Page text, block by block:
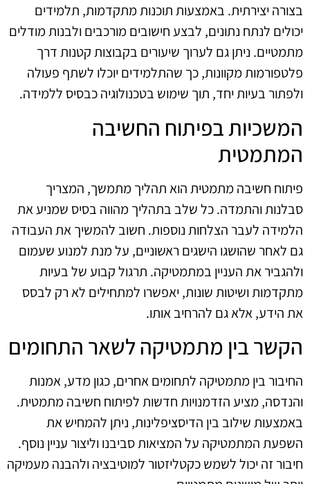
בצורה יצירתית. באמצעות תוכנות מתקדמות, תלמידים
יכולים לנתח נתונים, לבצע חישובים מורכבים ולבנות מודלים
מתמטיים. ניתן גם לערוך שיעורים בקבוצות קטנות דרך
פלטפורמות מקוונות, כך שהתלמידים יוכלו לשתף פעולה
ולפתור בעיות יחד, תוך שימוש בטכנולוגיה כבסיס ללמידה.
המשכיות בפיתוח החשיבה
המתמטית
פיתוח חשיבה מתמטית הוא תהליך מתמשך, המצריך
סבלנות והתמדה. כל שלב בתהליך מהווה בסיס שמניע את
הלמידה לעבר הצלחות נוספות. חשוב להמשיך את העבודה
גם לאחר שהושגו הישגים ראשוניים, על מנת למנוע שעמום
ולהגביר את העניין במתמטיקה. תרגול קבוע של בעיות
מתקדמות ושיטות שונות, יאפשרו למתחילים לא רק לבסס
את הידע, אלא גם להרחיב אותו.
הקשר בין מתמטיקה לשאר התחומים
החיבור בין מתמטיקה לתחומים אחרים, כגון מדע, אמנות
והנדסה, מציע הזדמנויות חדשות לפיתוח חשיבה מתמטית.
באמצעות שילוב בין הדיסציפלינות, ניתן להמחיש את
השפעת המתמטיקה על המציאות סביבנו וליצור עניין נוסף.
חיבור זה יכול לשמש כקטליזטור למוטיבציה ולהבנה מעמיקה